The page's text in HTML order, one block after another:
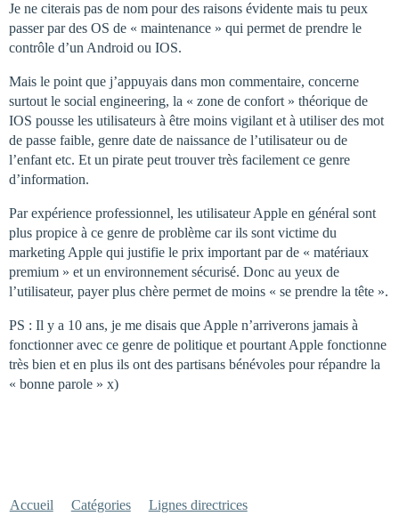
Je ne citerais pas de nom pour des raisons évidente mais tu peux
passer par des OS de « maintenance » qui permet de prendre le
contrôle d’un Android ou IOS.
Mais le point que j’appuyais dans mon commentaire, concerne
surtout le social engineering, la « zone de confort » théorique de
IOS pousse les utilisateurs à être moins vigilant et à utiliser des mot
de passe faible, genre date de naissance de l’utilisateur ou de
l’enfant etc. Et un pirate peut trouver très facilement ce genre
d’information.
Par expérience professionnel, les utilisateur Apple en général sont
plus propice à ce genre de problème car ils sont victime du
marketing Apple qui justifie le prix important par de « matériaux
premium » et un environnement sécurisé. Donc au yeux de
l’utilisateur, payer plus chère permet de moins « se prendre la tête ».
PS : Il y a 10 ans, je me disais que Apple n’arriverons jamais à
fonctionner avec ce genre de politique et pourtant Apple fonctionne
très bien et en plus ils ont des partisans bénévoles pour répandre la
« bonne parole » x)
Accueil Catégories Lignes directrices